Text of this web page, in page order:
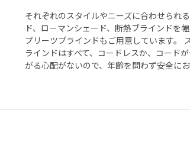
それぞれのスタイルやニーズに合わせられ
ド、ローマンシェード、断熱ブラインドを
プリーツブラインドもご用意しています。
ラインドはすべて、コードレスか、コード
がる心配がないので、年齢を問わず安全にお